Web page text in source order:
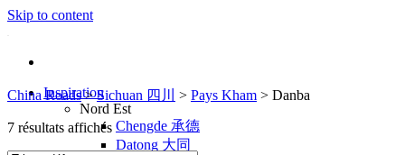
Skip to content
Inspiration
Nord Est
Chengde 承德
Datong 大同
China Roads > Sichuan 四川 > Pays Kham > Danba
7 résultats affichés